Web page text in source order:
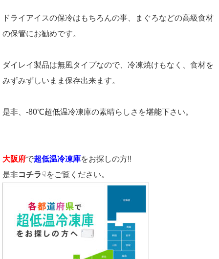
ドライアイスの保冷はもちろんの事、まぐろなどの高級食材
の保管にお勧めです。
ダイレイ製品は無風タイプなので、冷凍焼けもなく、食材を
みずみずしいまま保存出来ます。
是非、-80℃超低温冷凍庫の素晴らしさを堪能下さい。
大阪府で超低温冷凍庫をお探しの方!!
是非コチラ☟をご覧ください。